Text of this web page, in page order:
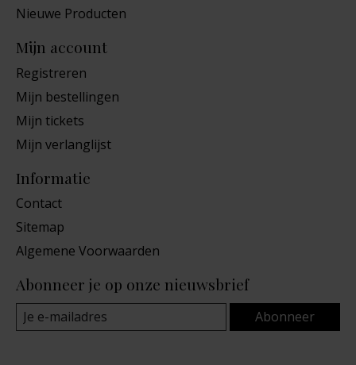
Nieuwe Producten
Mijn account
Registreren
Mijn bestellingen
Mijn tickets
Mijn verlanglijst
Informatie
Contact
Sitemap
Algemene Voorwaarden
Abonneer je op onze nieuwsbrief
Abonneer